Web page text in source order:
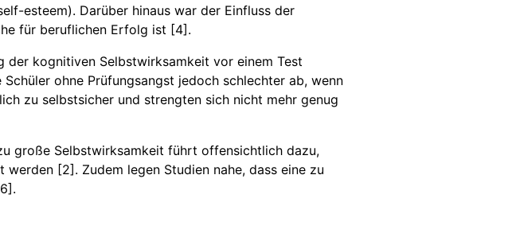
esteem). Darüber hinaus war der Einfluss der
für beruflichen Erfolg ist [4].
der kognitiven Selbstwirksamkeit vor einem Test
ohne Prüfungsangst jedoch schlechter ab, wenn
zu selbstsicher und strengten sich nicht mehr genug
große Selbstwirksamkeit führt offensichtlich dazu,
[2]. Zudem legen Studien nahe, dass eine zu